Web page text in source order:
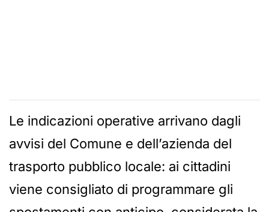
Le indicazioni operative arrivano dagli
avvisi del Comune e dell’azienda del
trasporto pubblico locale: ai cittadini
viene consigliato di programmare gli